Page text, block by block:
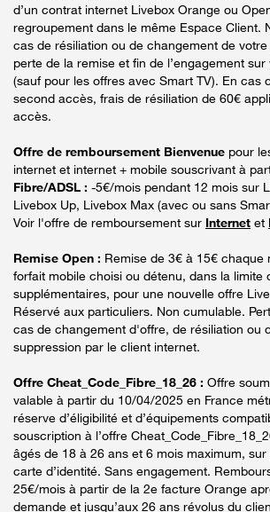
d’un contrat internet Livebox Orange ou
regroupement dans le même Espace Client.
cas de résiliation ou de changement de
perte de la remise et fin de l’engagement
(sauf pour les offres avec Smart TV). En cas
second accès, frais de résiliation de 60€
accès.
Offre de remboursement Bienvenue pour
internet et internet + mobile souscrivant à
Fibre/ADSL : -5€/mois pendant 12 mois sur
Livebox Up, Livebox Max (avec ou sans
Voir l'offre de remboursement sur Internet et
Remise Open : Remise de 3€ à 15€ chaque
forfait mobile choisi ou détenu, dans la limite
supplémentaires, pour une nouvelle offre
Réservé aux particuliers. Non cumulable.
cas de changement d'offre, de résiliation ou
suppression par le client internet.
Offre Cheat_Code_Fibre_18_26 : Offre
valable à partir du 10/04/2025 en France
réserve d’éligibilité et d’équipements
souscription à l’offre
âgés de 18 à 26 ans et 6 mois maximum, sur
carte d’identité. Sans engagement.
25€/mois à partir de la 2e facture Orange
demande et jusqu’aux 26 ans révolus du